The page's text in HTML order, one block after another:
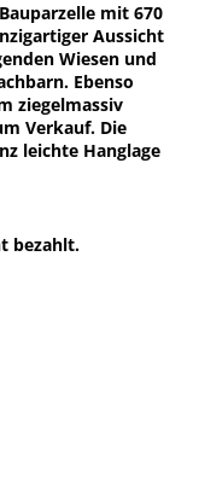
mit 670
Aussicht
Wiesen und
Ebenso
ziegelmassiv
Verkauf. Die
leichte Hanglage
bezahlt.